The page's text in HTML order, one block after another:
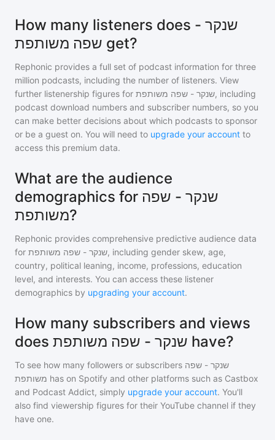
How many listeners does שנקר -
שפה משותפת get?
Rephonic provides a full set of podcast information for three
million podcasts, including the number of listeners. View
further listenership figures for שנקר - שפה משותפת, including
podcast download numbers and subscriber numbers, so you
can make better decisions about which podcasts to sponsor
or be a guest on. You will need to upgrade your account to
access this premium data.
What are the audience
demographics for שנקר - שפה
משותפת?
Rephonic provides comprehensive predictive audience data
for שנקר - שפה משותפת, including gender skew, age,
country, political leaning, income, professions, education
level, and interests. You can access these listener
demographics by upgrading your account.
How many subscribers and views
does שנקר - שפה משותפת have?
To see how many followers or subscribers שנקר - שפה
משותפת has on Spotify and other platforms such as Castbox
and Podcast Addict, simply upgrade your account. You'll
also find viewership figures for their YouTube channel if they
have one.